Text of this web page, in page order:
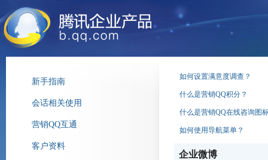
新手指南
会话相关使用
营销QQ互通
客户资料
如何设置满意度调查？
什么是营销QQ积分？
什么是营销QQ在线咨询图
如何使用导航菜单？
企业微博